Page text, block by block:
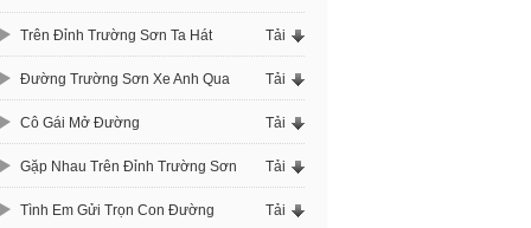
Trên Đỉnh Trường Sơn Ta Hát Tải
Đường Trường Sơn Xe Anh Qua Tải
Cô Gái Mở Đường Tải
Gặp Nhau Trên Đỉnh Trường Sơn Tải
Tình Em Gửi Trọn Con Đường Tải